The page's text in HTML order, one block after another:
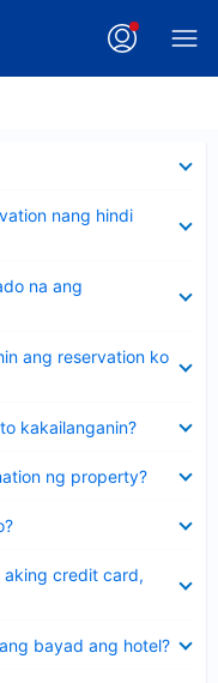
nang hindi
na ang
ang reservation ko
kakailanganin?
ng property?
aking credit card,
bayad ang hotel?